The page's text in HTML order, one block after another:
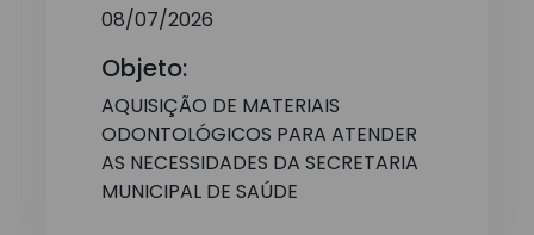
08/07/2026
Objeto:
AQUISIÇÃO DE MATERIAIS
ODONTOLÓGICOS PARA ATENDER
AS NECESSIDADES DA SECRETARIA
MUNICIPAL DE SAÚDE